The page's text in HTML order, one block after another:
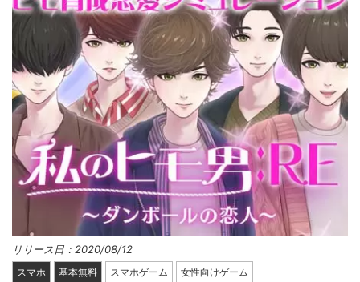
リリース日：2020/08/12
スマホ 基本無料 スマホゲーム 女性向けゲーム